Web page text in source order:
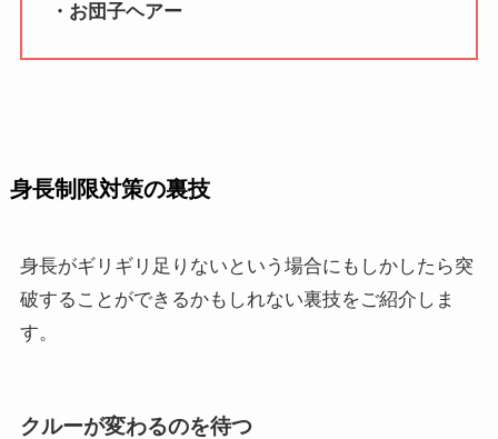
・お団子ヘアー
身長制限対策の裏技
身長がギリギリ足りないという場合にもしかしたら突
破することができるかもしれない裏技をご紹介しま
す。
クルーが変わるのを待つ